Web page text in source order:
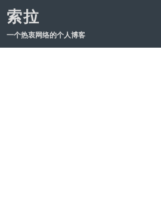
索拉
一个热衷网络的个人博客